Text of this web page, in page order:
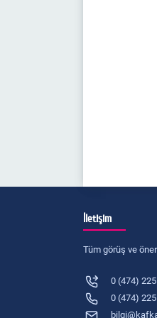
İletişim
Tüm görüş ve
0 (474)
0 (474)